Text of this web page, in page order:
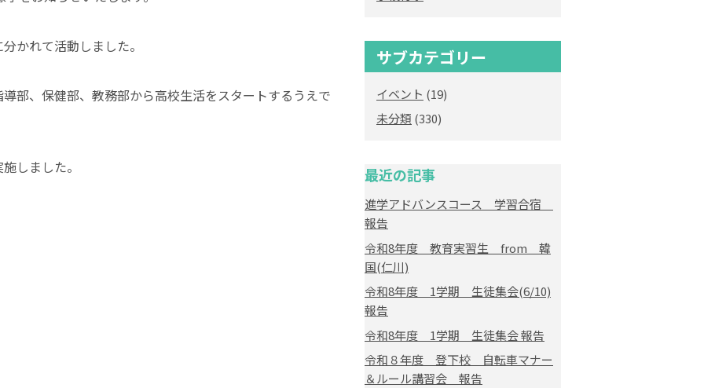
かれて活動しました。
部、保健部、教務部から高校生活をスタートするうえで
しました。
サブカテゴリー
イベント (19)
未分類 (330)
最近の記事
進学アドバンスコース 学習合宿
報告
令和8年度 教育実習生 from 韓
国(仁川)
令和8年度 1学期 生徒集会(6/10)
報告
令和8年度 1学期 生徒集会 報告
令和８年度 登下校 自転車マナー
＆ルール講習会 報告